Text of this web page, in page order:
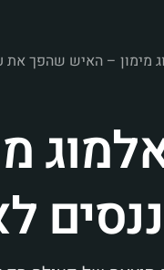
מימון – האיש שהפך את